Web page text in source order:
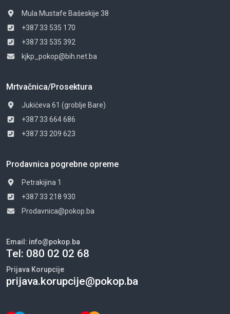
Mula Mustafe Bašeskije 38
+387 33 535 170
+387 33 535 392
kjkp_pokop@bih.net.ba
Mrtvačnica/Prosektura
Jukićeva 61 (groblje Bare)
+387 33 664 686
+387 33 209 623
Prodavnica pogrebne opreme
Petrakijina 1
+387 33 218 930
Prodavnica@pokop.ba
Email: info@pokop.ba
Tel: 080 02 02 68
Prijava Korupcije
prijava.korupcije@pokop.ba